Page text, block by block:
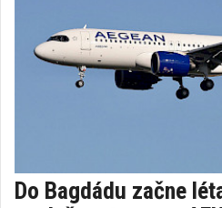
Do Bagdádu začne